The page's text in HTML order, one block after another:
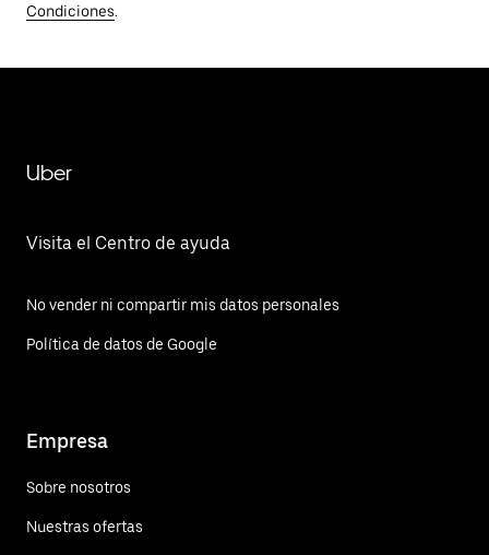
Condiciones.
Uber
Visita el Centro de ayuda
No vender ni compartir mis datos personales
Política de datos de Google
Empresa
Sobre nosotros
Nuestras ofertas